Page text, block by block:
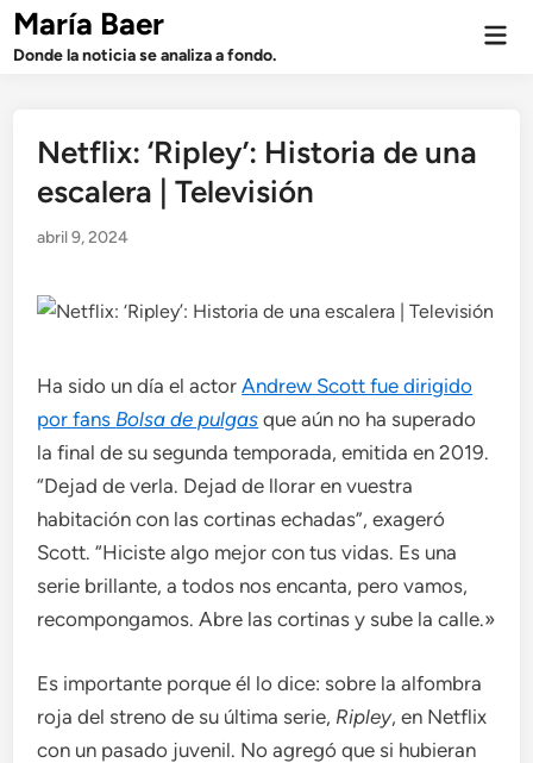
Saltar
contenido
María Baer
Donde la noticia se analiza a fondo.
Netflix: ‘Ripley’: Historia de una
escalera | Televisión
abril 9, 2024
Ha sido un día el actorAndrew Scott fue dirigido
por fans Bolsa de pulgas que aún no ha superado
la final de su segunda temporada, emitida en 2019.
“Dejad de verla. Dejad de llorar en vuestra
habitación con las cortinas echadas”, exageró
Scott. “Hiciste algo mejor con tus vidas. Es una
serie brillante, a todos nos encanta, pero vamos,
recompongamos. Abre las cortinas y sube la calle.»
Es importante porque él lo dice: sobre la alfombra
roja del streno de su última serie, Ripley, en Netflix
con un pasado juvenil. No agregó que si hubieran